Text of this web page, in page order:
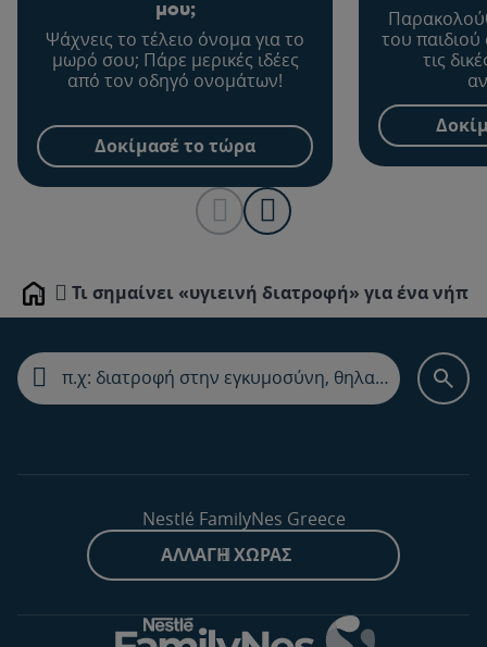
μου;
Ψάχνεις το τέλειο όνομα για το
μωρό σου; Πάρε μερικές ιδέες
από τον οδηγό ονομάτων!
Δοκίμασέ το τώρα
του
τις
Home Τι σημαίνει «υγιεινή διατροφή» για ένα
Nestlé FamilyNes Greece
ΑΛΛΑΓΉ ΧΏΡΑΣ